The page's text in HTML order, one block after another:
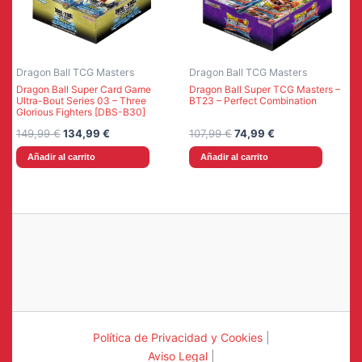
Dragon Ball TCG Masters
Dragon Ball Super Card Game
Ultra-Bout Series 03 – Three
Glorious Fighters [DBS-B30]
149,99€El
precio
original
134,99 €
precio
Añadir al carrito
Dragon Ball TCG Masters
Dragon Ball Super TCG Masters –
BT23 – Perfect Combination
107,99€El
precio
original
74,99 €
precio
Añadir al carrito
Política de Privacidad y Cookies|
Aviso Legal|